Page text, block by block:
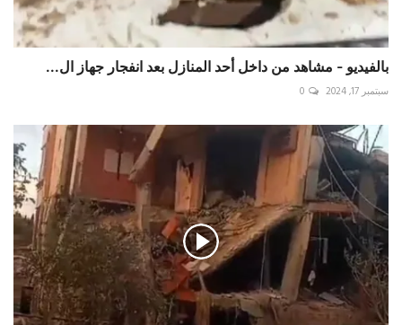
بالفيديو - مشاهد من داخل أحد المنازل بعد انفجار جهاز ال...
سبتمبر 17, 2024 0